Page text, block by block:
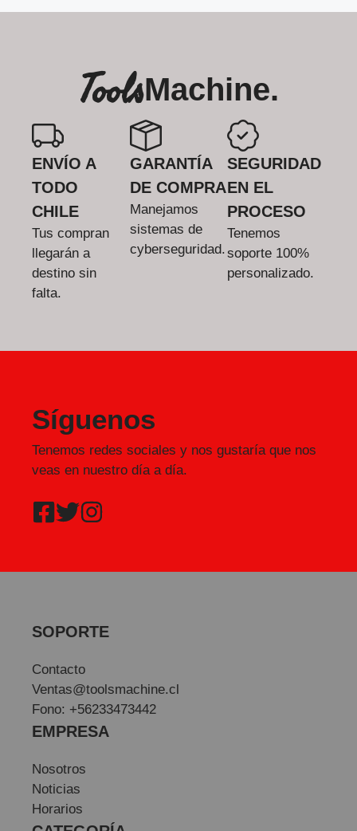
ToolsMachine.
ENVÍO A
TODO
CHILE
Tus compran
llegarán a
destino sin
falta.
GARANTÍA
DE COMPRA
Manejamos
sistemas de
cyberseguridad.
SEGURIDAD
EN EL
PROCESO
Tenemos
soporte 100%
personalizado.
Síguenos
Tenemos redes sociales y nos gustaría que nos
veas en nuestro día a día.
SOPORTE
Contacto
Ventas@toolsmachine.cl
Fono: +56233473442
EMPRESA
Nosotros
Noticias
Horarios